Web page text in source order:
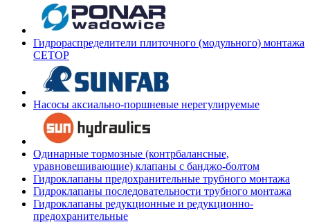
Гидрораспределители плиточного (модульного) монтажа
СЕТОР
Насосы аксиально-поршневые нерегулируемые
Одинарные тормозные (контрбалансные,
уравновешивающие) клапаны с банджо-болтом
Гидроклапаны предохранительные трубного монтажа
Гидроклапаны последовательности трубного монтажа
Гидроклапаны редукционные и редукционно-
предохранительные